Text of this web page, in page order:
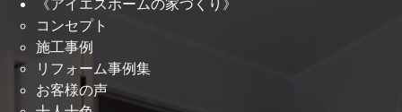
《アイエスホームの家づくり》
コンセプト
施工事例
リフォーム事例集
お客様の声